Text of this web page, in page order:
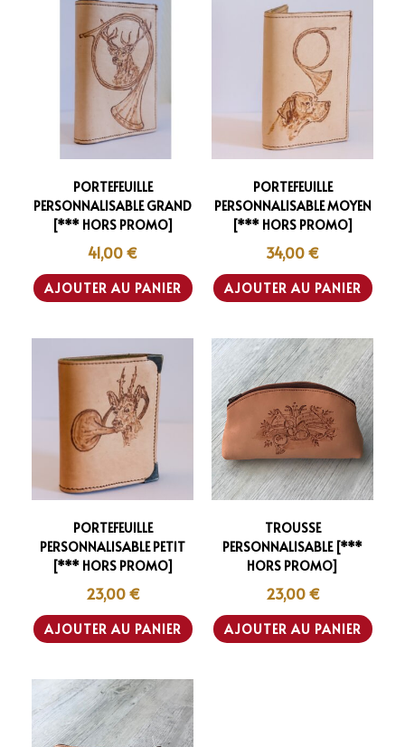
PORTEFEUILLE
PERSONNALISABLE GRAND
[*** HORS PROMO]
41,00€
AJOUTER AU PANIER
PORTEFEUILLE
PERSONNALISABLE MOYEN
[*** HORS PROMO]
34,00€
AJOUTER AU PANIER
PORTEFEUILLE
PERSONNALISABLE PETIT
[*** HORS PROMO]
23,00€
AJOUTER AU PANIER
TROUSSE
PERSONNALISABLE [***
HORS PROMO]
23,00€
AJOUTER AU PANIER